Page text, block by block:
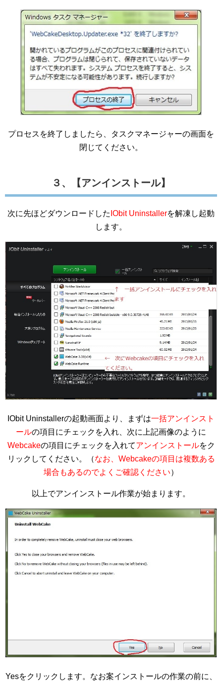
プロセスを終了しましたら、タスクマネージャーの画面を
閉じてください。
３、【アンインストール】
次に先ほどダウンロードした IObit Uninstallerを解凍し起動
します。
IObit Uninstallerの起動画面より、まずは一括アンインスト
ールの項目にチェックを入れ、次に上記画像のように
Webcakeの項目にチェックを入れてアンインストールをク
リックしてください。（なお、Webcakeの項目は複数ある
場合もあるのでよくご確認ください）
以上でアンインストール作業が始まります。
Yesをクリックします。なお案インストールの作業の前に、